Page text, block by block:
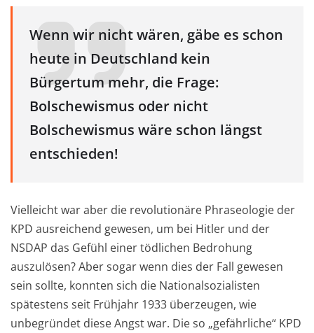
Wenn wir nicht wären, gäbe es schon
heute in Deutschland kein
Bürgertum mehr, die Frage:
Bolschewismus oder nicht
Bolschewismus wäre schon längst
entschieden!
Vielleicht war aber die revolutionäre Phraseologie der
KPD ausreichend gewesen, um bei Hitler und der
NSDAP das Gefühl einer tödlichen Bedrohung
auszulösen? Aber sogar wenn dies der Fall gewesen
sein sollte, konnten sich die Nationalsozialisten
spätestens seit Frühjahr 1933 überzeugen, wie
unbegründet diese Angst war. Die so „gefährliche“ KPD